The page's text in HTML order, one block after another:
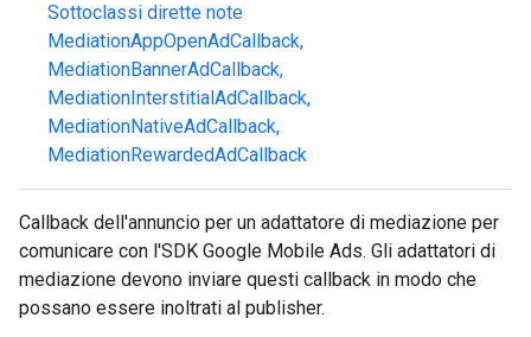
Sottoclassi dirette note
MediationAppOpenAdCallback,
MediationBannerAdCallback,
MediationInterstitialAdCallback,
MediationNativeAdCallback,
MediationRewardedAdCallback
Callback dell'annuncio per un adattatore di mediazione per
comunicare con l'SDK Google Mobile Ads. Gli adattatori di
mediazione devono inviare questi callback in modo che
possano essere inoltrati al publisher.